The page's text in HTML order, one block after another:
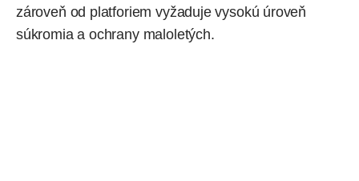
zároveň od platforiem vyžaduje vysokú úroveň
súkromia a ochrany maloletých.